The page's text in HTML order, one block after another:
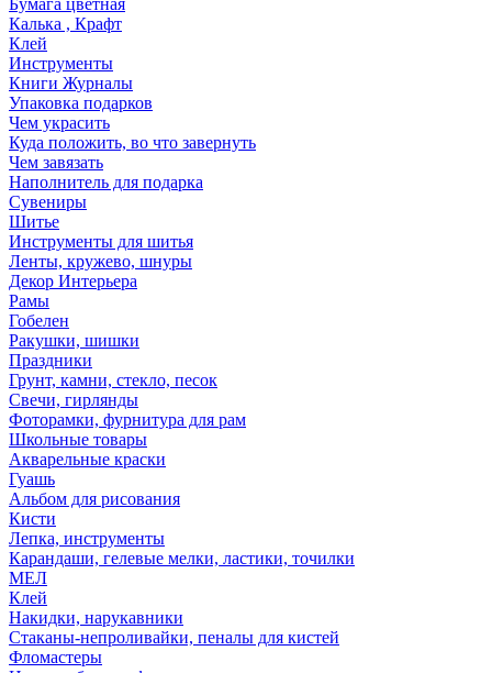
Бумага цветная
Калька , Крафт
Клей
Инструменты
Книги Журналы
Упаковка подарков
Чем украсить
Куда положить, во что завернуть
Чем завязать
Наполнитель для подарка
Сувениры
Шитье
Инструменты для шитья
Ленты, кружево, шнуры
Декор Интерьера
Рамы
Гобелен
Ракушки, шишки
Праздники
Грунт, камни, стекло, песок
Свечи, гирлянды
Фоторамки, фурнитура для рам
Школьные товары
Акварельные краски
Гуашь
Альбом для рисования
Кисти
Лепка, инструменты
Карандаши, гелевые мелки, ластики, точилки
МЕЛ
Клей
Накидки, нарукавники
Стаканы-непроливайки, пеналы для кистей
Фломастеры